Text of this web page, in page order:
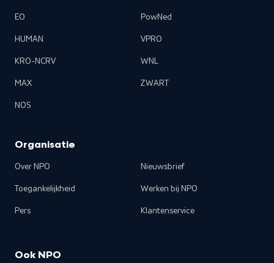
EO
HUMAN
KRO-NCRV
MAX
NOS
PowNed
VPRO
WNL
ZWART
Organisatie
Over NPO
Toegankelijkheid
Pers
Nieuwsbrief
Werken bij NPO
Klantenservice
Ook NPO